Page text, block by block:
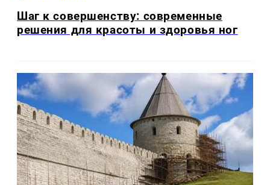
Шаг к совершенству: современные
решения для красоты и здоровья ног